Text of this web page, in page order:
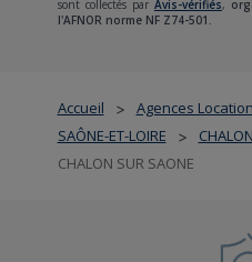
Accueil > Agences
SAÔNE-ET-LOIRE >
CHALON SUR SAONE
sont collectés par Avis-vérifiés,
l'AFNOR norme NF Z74-501.